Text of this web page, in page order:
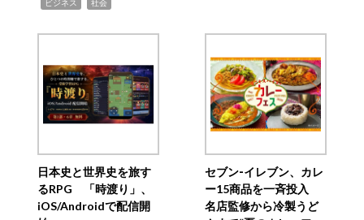
ビジネス 社会
日本史と世界史を旅す
るRPG 「時渡り」、
iOS/Androidで配信開
セブン‐イレブン、カレ
ー15商品を一斉投入
名店監修から冷製うど